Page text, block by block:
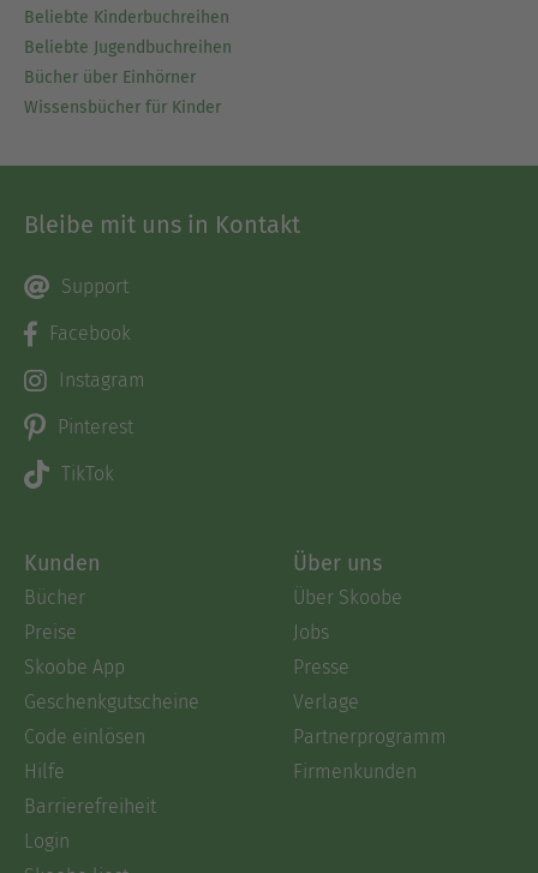
Beliebte Kinderbuchreihen
Beliebte Jugendbuchreihen
Bücher über Einhörner
Wissensbücher für Kinder
Bleibe mit uns in Kontakt
Support
Facebook
Instagram
Pinterest
TikTok
Kunden
Bücher
Preise
Skoobe App
Geschenkgutscheine
Code einlösen
Hilfe
Barrierefreiheit
Login
Über uns
Über Skoobe
Jobs
Presse
Verlage
Partnerprogramm
Firmenkunden